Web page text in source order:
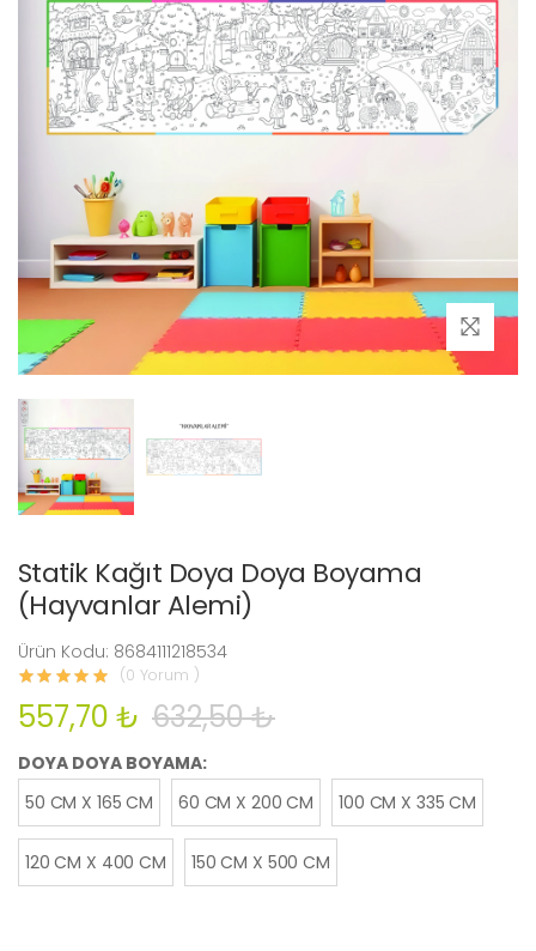
Statik Kağıt Doya Doya Boyama
(Hayvanlar Alemi)
Ürün Kodu: 8684111218534
(0 Yorum )
557,70 ₺ 632,50 ₺
DOYA DOYA BOYAMA:
50 CM X 165 CM
60 CM X 200 CM 100 CM X 335 CM
120 CM X 400 CM 150 CM X 500 CM